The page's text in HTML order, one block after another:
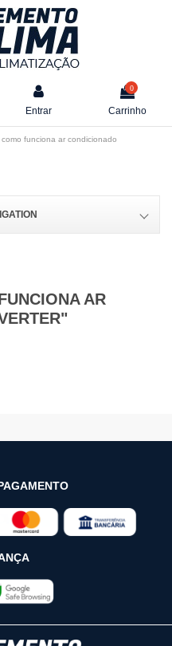
Entrar
0
Carrinho
funciona ar condicionado
AR